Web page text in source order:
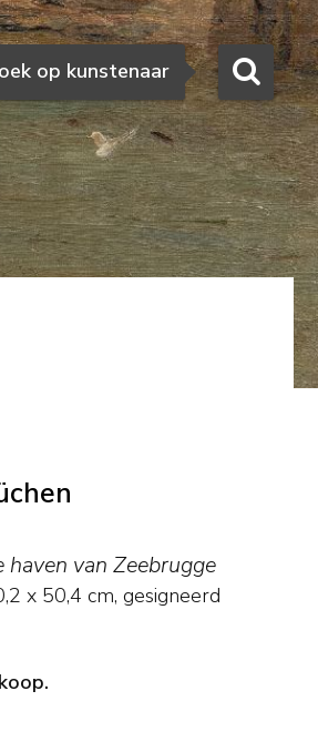
Zoeken
op kunstenaar
haven van Zeebrugge
x 50,4 cm, gesigneerd